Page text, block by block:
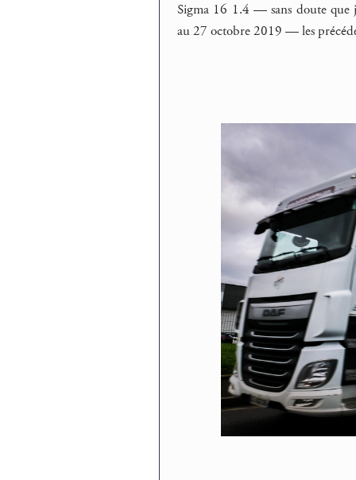
Sigma 16 1.4 — sans doute que
au 27 octobre 2019 — les